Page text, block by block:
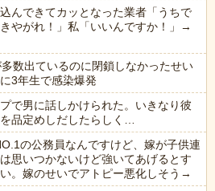
んできてカッとなった業者「うちで
やがれ！」私「いいんですか！」→
数出ているのに閉鎖しなかったせい
3年生で感染爆発
で男に話しかけられた。いきなり彼
品定めしだしたらしく…
の公務員なんですけど、嫁が子供連
思いつかないけど強いてあげるとす
。嫁のせいでアトピー悪化しそう→